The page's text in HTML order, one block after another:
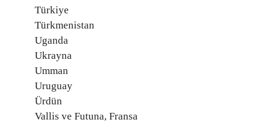
Türkiye
Türkmenistan
Uganda
Ukrayna
Umman
Uruguay
Ürdün
Vallis ve Futuna, Fransa